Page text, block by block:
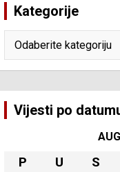
Kategorije
Vijesti po
P U S